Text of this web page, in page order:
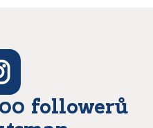
followerů